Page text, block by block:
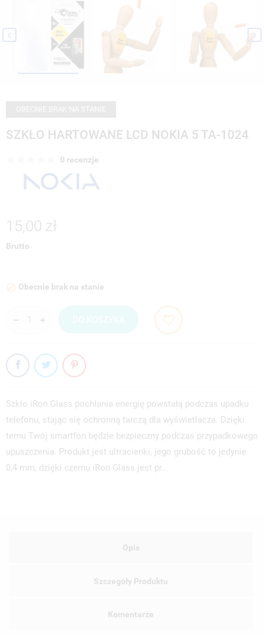
 
SZKŁO HARTOWANE LCD NOKIA 5 TA-1024
0 recenzje
15,00 zł
Brutto
 Obecnie brak na stanie
Szkło iRon Glass pochłania energię powstałą podczas upadku
telefonu, stając się ochronną tarczą dla wyświetlacza. Dzięki
temu Twój smartfon będzie bezpieczny podczas przypadkowego
upuszczenia. Produkt jest ultracienki, jego grubość to jedynie
0,4 mm, dzięki czemu iRon Glass jest pr...
Opis
Szczegóły Produktu
Komentarze
MOJE LISTY ŻYCZEŃ
add_circle_outline UTWÓRZ NOWĄ LISTĘ